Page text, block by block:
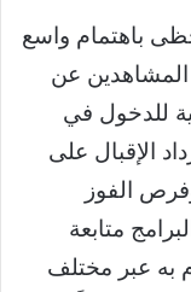
برنامج مسابقة الحلم 2026 يحظى باهتمام واسع
المشاهدين عن
للدخول في
الإقبال على
الفوز
متابعة
به عبر مختلف